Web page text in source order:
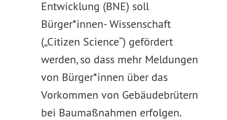
Entwicklung (BNE) soll
Bürger*innen- Wissenschaft
(„Citizen Science“) gefördert
werden, so dass mehr Meldungen
von Bürger*innen über das
Vorkommen von Gebäudebrütern
bei Baumaßnahmen erfolgen.